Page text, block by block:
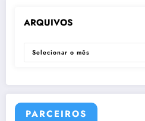
ARQUIVOS
ARQUIVOS
PARCEIROS